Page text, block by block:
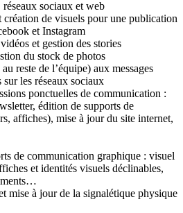
sociaux et web
création de visuels pour une publication
et Instagram
et gestion des stories
du stock de photos
reste de l’équipe) aux messages
les réseaux sociaux
ponctuelles de communication :
édition de supports de
affiches), mise à jour du site internet,
de communication graphique : visuel
et identités visuels déclinables,
mise à jour de la signalétique physique